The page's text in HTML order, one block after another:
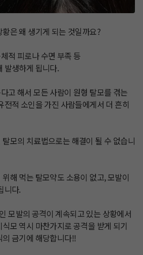
은 왜 생기게 되는 것일까요?
적 피로나 수면 부족 등
발생하게 됩니다.
고 해서 모든 사람이 원형 탈모를 겪는
전적 소인을 가진 사람들에게서 더 흔히
모의 치료법으로는 해결이 될 수 없습니
해 먹는 탈모약도 소용이 없고, 모발이
니다.
모발의 공격이 계속되고 있는 상황에서
모 역시 마찬가지로 공격을 받게 되기
금기에 해당합니다!!